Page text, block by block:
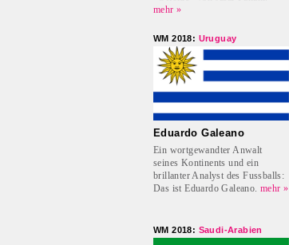
mehr »
WM 2018: Uruguay
Eduardo Galeano
Ein wortgewandter Anwalt
seines Kontinents und ein
brillanter Analyst des Fussballs:
Das ist Eduardo Galeano. mehr »
WM 2018: Saudi-Arabien